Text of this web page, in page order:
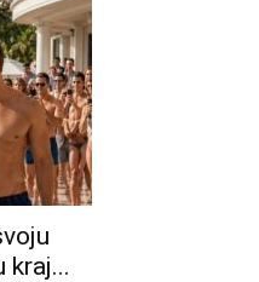
kraj...